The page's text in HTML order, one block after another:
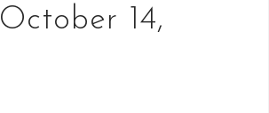
October 14,